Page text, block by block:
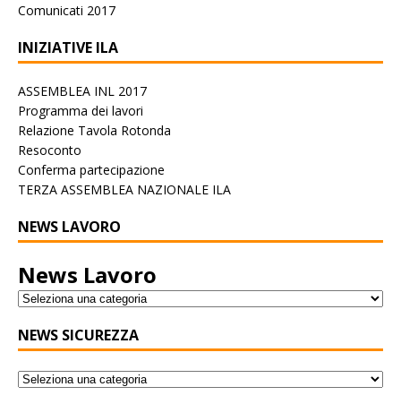
Comunicati 2017
INIZIATIVE ILA
ASSEMBLEA INL 2017
Programma dei lavori
Relazione Tavola Rotonda
Resoconto
Conferma partecipazione
TERZA ASSEMBLEA NAZIONALE ILA
NEWS LAVORO
News Lavoro
NEWS SICUREZZA